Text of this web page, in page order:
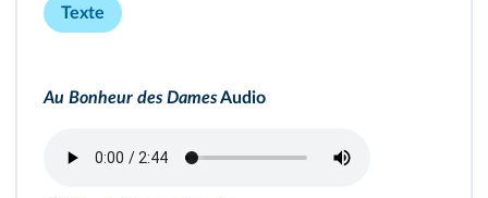
Texte
Au Bonheur des DamesAudio